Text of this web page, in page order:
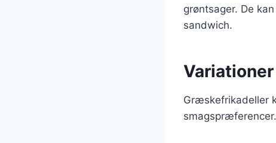
grøntsager. De
sandwich.
Græskefrikadeller